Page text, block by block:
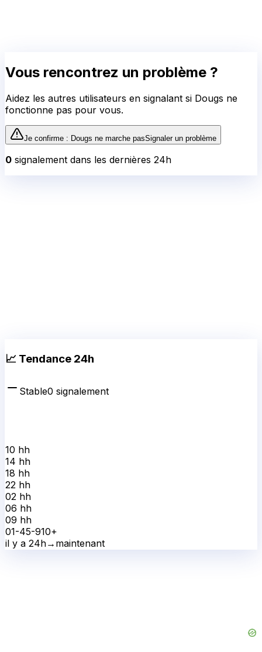
Vous rencontrez un problème ?
Aidez les autres utilisateurs en signalant si Dougs ne
fonctionne pas pour vous.
Je confirme : Dougs ne marche pasSignaler un problème
0 signalement dans les dernières 24h
📈 Tendance 24h
Stable0 signalement
10 hh
14 hh
18 hh
22 hh
02 hh
06 hh
09 hh
01-45-910+
il y a 24h→ maintenant